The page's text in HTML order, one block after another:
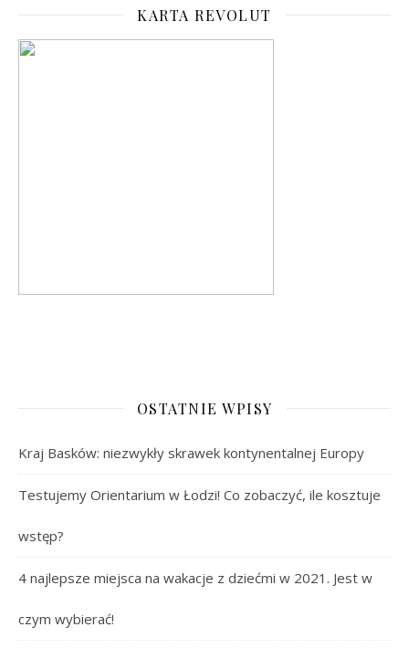
KARTA REVOLUT
OSTATNIE WPISY
Kraj Basków: niezwykły skrawek kontynentalnej Europy
Testujemy Orientarium w Łodzi! Co zobaczyć, ile kosztuje
wstęp?
4 najlepsze miejsca na wakacje z dziećmi w 2021. Jest w
czym wybierać!